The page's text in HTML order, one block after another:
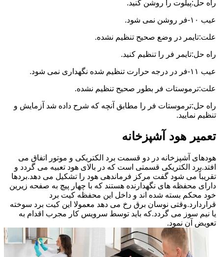
راه حل:پیلوت را روشن کنید.
عیب ۱۰-فر روشن نمی شود.
علت:تایمر در وضع صحیح تنظیم نشده.
راه حل:تایمر فر را تنظیم کنید.
عیب ۱۱-فر در درجه حرارت تنظیم شده نگهداری نمی شود.
علت:ترموستات فر بطور صحیح تنظیم نشده.
راه حل:ترموستات فر را مطابق آنچه که شرح داده شد آزمایش و
تنظیم نمایید.
تعمیر هود آشپزخانه
هودهای آشپزخانه در دو قسمت برد الکتریکی و موتور اتفاق می
افتد.برد الکتریکی قسمتی است که در بالای هود تعبیه می گردد و
تقریباً می شود گفت مرکز فرماندهی هود را تشکیل می دهد.بردها
دارای محفظه های نگهدارنده هستند که با چهار پیچ به صفحه زیرین
خود محکم بسته شده اند و داخل این محفظه کیت برد
قراردارد.وقتی نوسان برق رخ می دهد معمولا این کیت برد سوخته
یا نیم سوز می گردد.که باید توسط سرویس کار مجرب اقدام به
تعویض آن نمود.